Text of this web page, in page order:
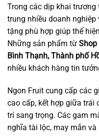
Trong các dịp khai
trung nhiều doanh
tặng phù hợp giúp thể
Những sản phẩm từ Shop
Bình Thạnh, Thành phố
nhiều khách hàng tin
Ngon Fruit cung cấp các
cao cấp, kết hợp giữa trái
trí sang trọng. Các gam
nghĩa tài lộc, may mắn và